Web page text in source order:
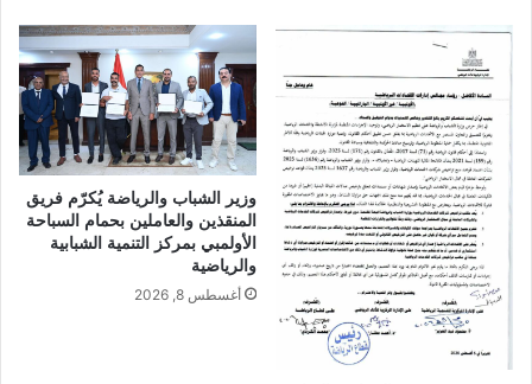
وزير الشباب والرياضة يُكرّم فريق
المنقذين والعاملين بحمام السباحة
الأولمبي بمركز التنمية الشبابية
والرياضية
أغسطس 8, 2026